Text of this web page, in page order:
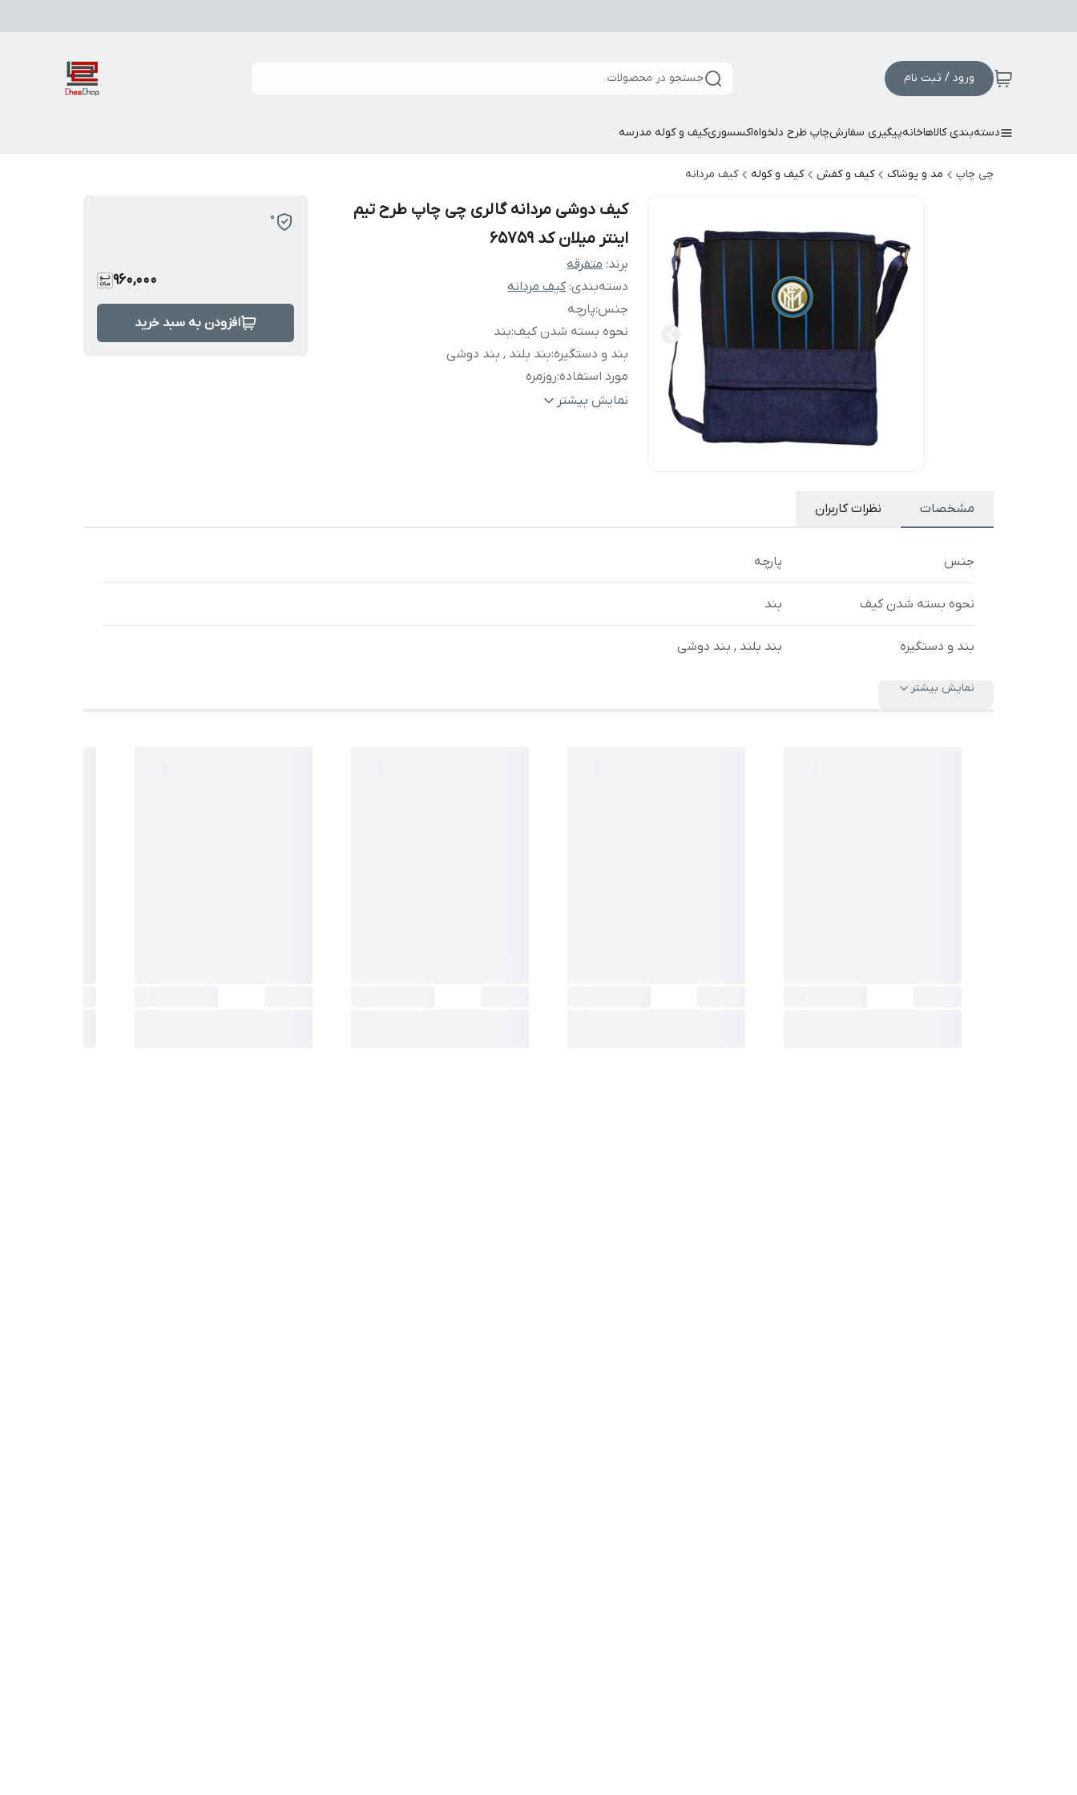
ورود / ثبت نام جستجو در محصولات
دسته‌بندی کالاهاخانهپیگیری سفارشچاپ طرح دلخواهاکسسوریکیف و کوله مدرسه
چی چاپ مد و پوشاک کیف و کفش کیف و کوله کیف مردانه
کیف دوشی مردانه گالری چی چاپ طرح تیم
اینتر میلان کد 65759
برند: متفرقه
دسته‌بندی:کیف مردانه
جنس:پارچه
نحوه بسته شدن کیف:بند
بند و دستگیره:بند بلند , بند دوشی
مورد استفاده:روزمره
جزئیات دارای دو عدد جیب داخلی جنس قسمت طرح :نمایش بیشتر
0
960,000
افزودن به سبد خرید
مشخصات نظرات کاربران
جنس پارچه
نحوه بسته شدن کیف بند
بند و دستگیره بند بلند , بند دوشی
نمایش بیشتر